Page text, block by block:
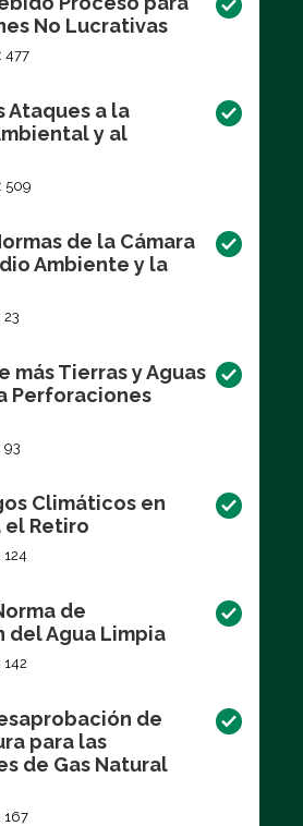
No Lucrativas
477
Ataques a la
y al
509
de la Cámara
Ambiente y la
23
más Tierras y Aguas
Perforaciones
93
Climáticos en
el Retiro
de
del Agua Limpia
de
para las
de Gas Natural
167